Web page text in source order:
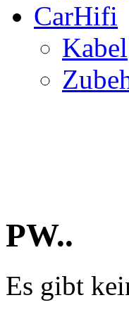
CarHifi
Kabel
PW..
Es gibt